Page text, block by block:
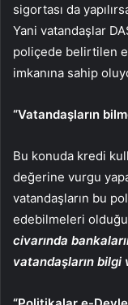
sigortası da
Yani vatandaşlar
poliçede belirtilen
imkanına sahip
“Vatandaşların
Bu konuda kredi
değerine vurgu
vatandaşların bu
edebilmeleri
civarında
vatandaşların bilgi